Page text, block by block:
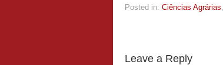
Posted in: Ciências Agrárias,
Leave a Reply